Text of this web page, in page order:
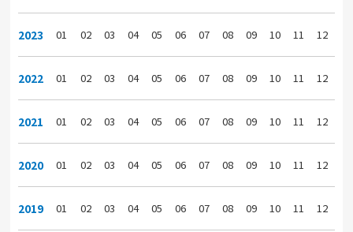
2023 01 02 03 04 05 06 07 08 09 10 11 12
2022 01 02 03 04 05 06 07 08 09 10 11 12
2021 01 02 03 04 05 06 07 08 09 10 11 12
2020 01 02 03 04 05 06 07 08 09 10 11 12
2019 01 02 03 04 05 06 07 08 09 10 11 12